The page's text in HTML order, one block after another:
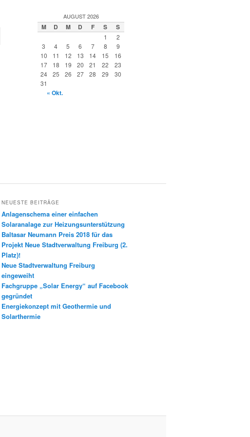
AUGUST 2026
M D M D F S S
1
2
3
4 5 6 7 8
9
10
11 12 13 14 15
16
17
18 19 20 21 22
23
24
25 26 27 28 29
30
31
« Okt.
NEUESTE BEITRÄGE
Anlagenschema einer einfachen
Solaranalage zur Heizungsunterstützung
Baltasar Neumann Preis 2018 für das
Projekt Neue Stadtverwaltung Freiburg (2.
Platz)!
Neue Stadtverwaltung Freiburg
eingeweiht
Fachgruppe „Solar Energy“ auf Facebook
gegründet
Energiekonzept mit Geothermie und
Solarthermie